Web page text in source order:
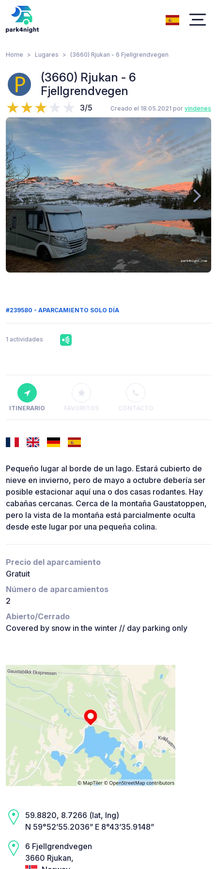
Home Lugares (3660) Rjukan - 6 Fjellgrendvegen
(3660) Rjukan - 6
Fjellgrendvegen
3/5 Creado el 18.05.2021 por vindenes
#239580 - APARCAMIENTO SOLO DÍA
1 actividades
ITINERARIO FAVORITOS CONTACTO
Pequeño lugar al borde de un lago. Estará cubierto de
nieve en invierno, pero de mayo a octubre debería ser
posible estacionar aquí una o dos casas rodantes. Hay
cabañas cercanas. Cerca de la montaña Gaustatoppen,
pero la vista de la montaña está parcialmente oculta
desde este lugar por una pequeña colina.
Precio del aparcamiento
Gratuit
Número de aparcamientos
2
Abierto/Cerrado
Covered by snow in the winter // day parking only
59.8820, 8.7266 (lat, lng)
N 59°52’55.2036” E 8°43’35.9148”
6 Fjellgrendvegen
3660 Rjukan,